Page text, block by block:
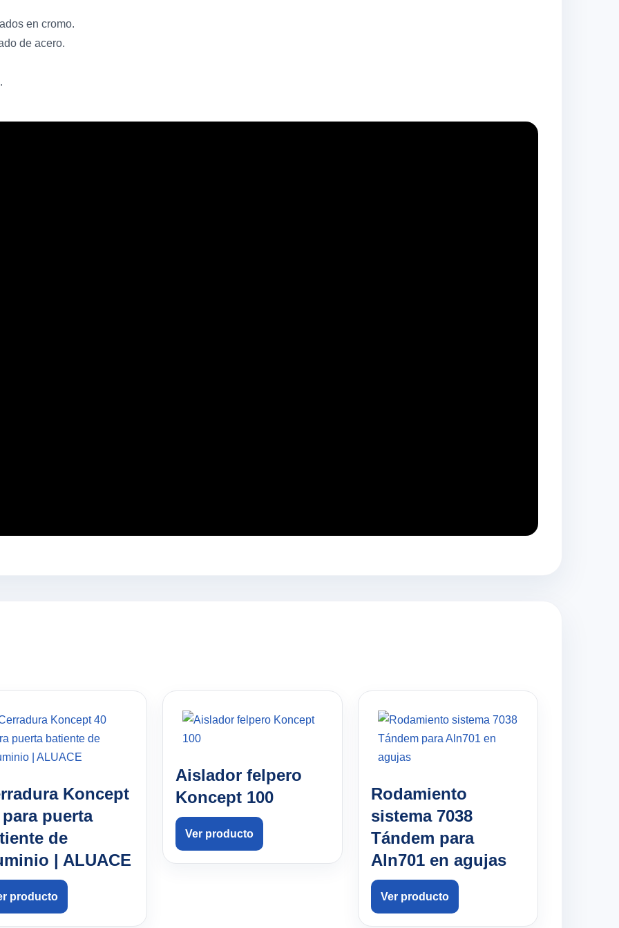
en cromo.
de acero.
Koncept
para puerta
de
| ALUACE
producto
Aislador felpero
Koncept 100
Ver producto
Rodamiento
sistema 7038
Tándem para
Aln701 en agujas
Ver producto